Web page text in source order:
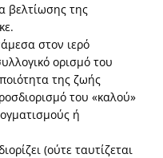
βελτίωσης της
στον ιερό
ορισμό του
της ζωής
του «καλού»
ή
(ούτε ταυτίζεται